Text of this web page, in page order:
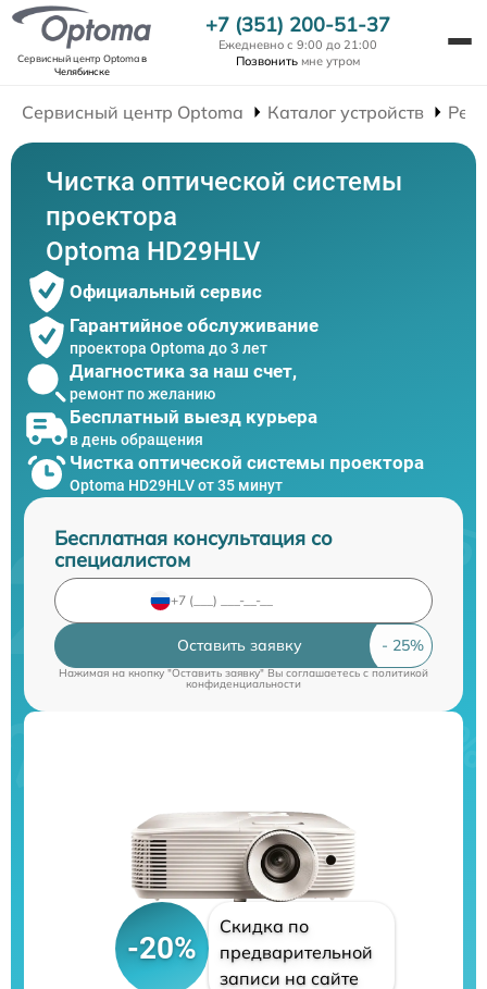
Сервисный центр Optomaв
Челябинске
+7 (351) 200-51-37
Ежедневно с 9:00 до 21:00
Позвонить мне утром
Сервисный центр Optoma Каталог устройств
Чистка оптической системы
проектора
Optoma HD29HLV
Официальный сервис
Гарантийное обслуживание
проектора Optoma до 3 лет
Диагностика за наш счет,
ремонт по желанию
Бесплатный выезд курьера
в день обращения
Чистка оптической системы проектора
Optoma HD29HLV от 35 минут
Бесплатная консультация со
специалистом
Оставить заявку
Нажимая на кнопку "Оставить заявку" Вы соглашаетесь cполитикой
конфиденциальности
-20%
Скидка по
предварительной
записи на сайте